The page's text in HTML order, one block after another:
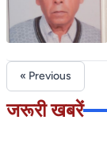
« Previous
जरूरी खबरें